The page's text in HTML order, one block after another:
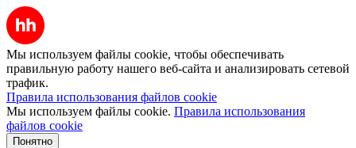
Мы используем файлы cookie, чтобы обеспечивать
правильную работу нашего веб-сайта и анализировать сетевой
трафик.
Правила использования файлов cookie
Мы используем файлы cookie. Правила использования
файлов cookie
Понятно